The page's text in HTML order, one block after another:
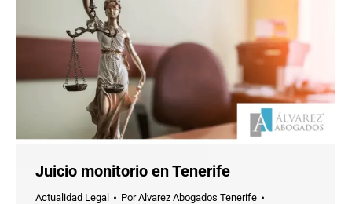
Juicio monitorio en Tenerife
Actualidad Legal PorAlvarez Abogados Tenerife